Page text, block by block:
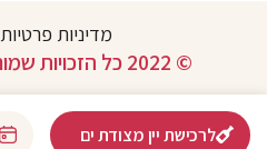
מדיניות פרטיות
© 2022 כל הזכויות שמורות. visit.ashdod
לרכישת יין מצודת ים